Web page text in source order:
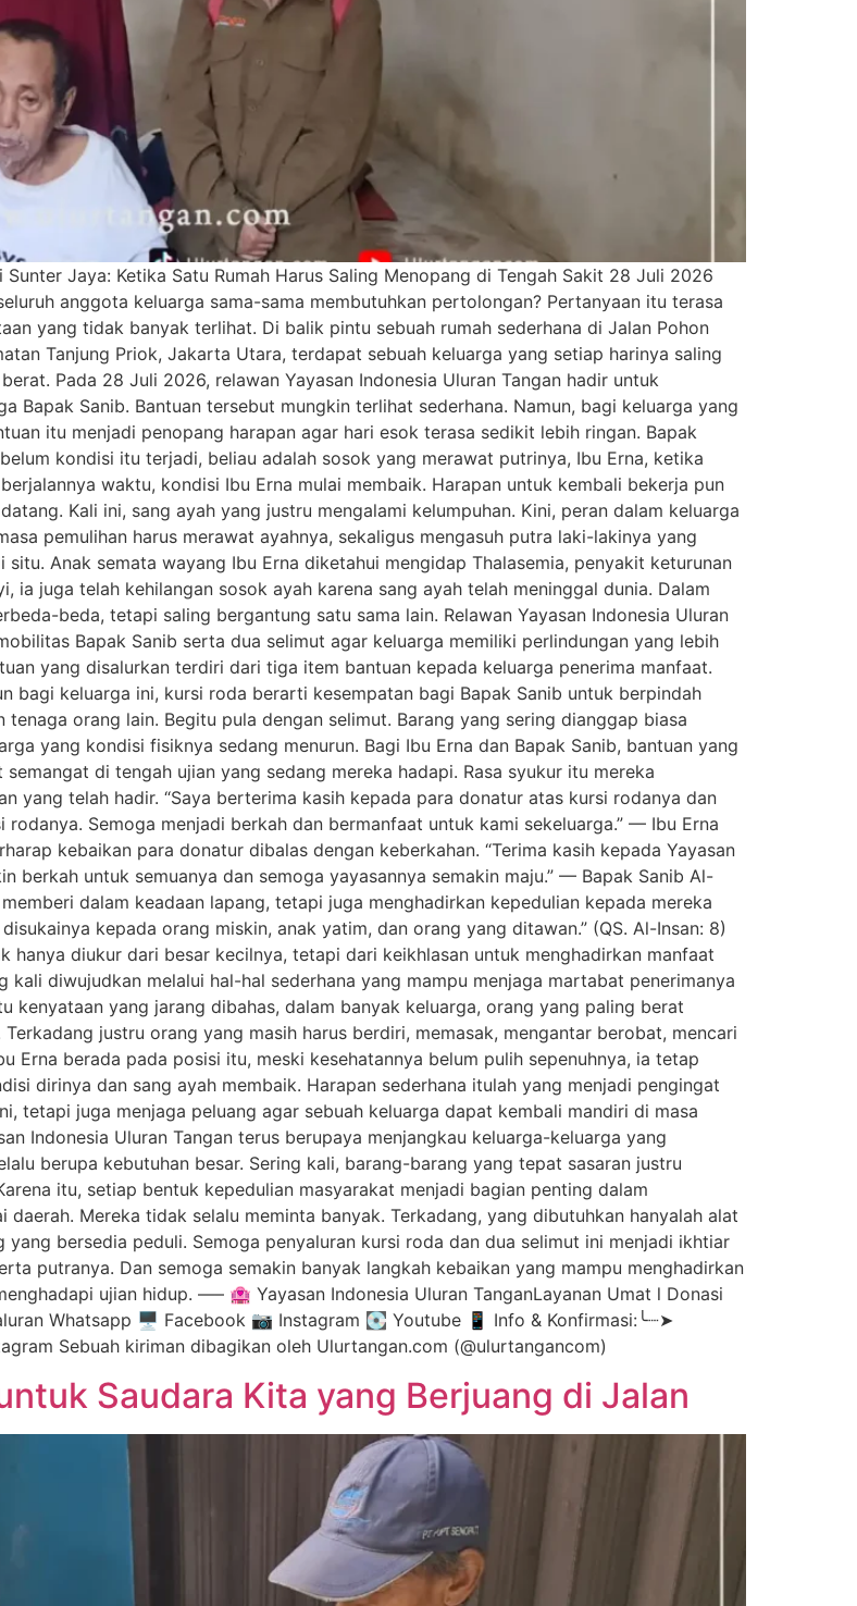
Jaya: Ketika Satu Rumah Harus Saling Menopang di Tengah Sakit 28 Juli 2026
anggota keluarga sama-sama membutuhkan pertolongan? Pertanyaan itu terasa
yang tidak banyak terlihat. Di balik pintu sebuah rumah sederhana di Jalan Pohon
Tanjung Priok, Jakarta Utara, terdapat sebuah keluarga yang setiap harinya saling
Pada 28 Juli 2026, relawan Yayasan Indonesia Uluran Tangan hadir untuk
Bapak Sanib. Bantuan tersebut mungkin terlihat sederhana. Namun, bagi keluarga yang
itu menjadi penopang harapan agar hari esok terasa sedikit lebih ringan. Bapak
kondisi itu terjadi, beliau adalah sosok yang merawat putrinya, Ibu Erna, ketika
waktu, kondisi Ibu Erna mulai membaik. Harapan untuk kembali bekerja pun
Kali ini, sang ayah yang justru mengalami kelumpuhan. Kini, peran dalam keluarga
pemulihan harus merawat ayahnya, sekaligus mengasuh putra laki-lakinya yang
Anak semata wayang Ibu Erna diketahui mengidap Thalasemia, penyakit keturunan
ia juga telah kehilangan sosok ayah karena sang ayah telah meninggal dunia. Dalam
beda, tetapi saling bergantung satu sama lain. Relawan Yayasan Indonesia Uluran
Bapak Sanib serta dua selimut agar keluarga memiliki perlindungan yang lebih
yang disalurkan terdiri dari tiga item bantuan kepada keluarga penerima manfaat.
bagi keluarga ini, kursi roda berarti kesempatan bagi Bapak Sanib untuk berpindah
orang lain. Begitu pula dengan selimut. Barang yang sering dianggap biasa
yang kondisi fisiknya sedang menurun. Bagi Ibu Erna dan Bapak Sanib, bantuan yang
di tengah ujian yang sedang mereka hadapi. Rasa syukur itu mereka
yang telah hadir. “Saya berterima kasih kepada para donatur atas kursi rodanya dan
Semoga menjadi berkah dan bermanfaat untuk kami sekeluarga.” — Ibu Erna
kebaikan para donatur dibalas dengan keberkahan. “Terima kasih kepada Yayasan
berkah untuk semuanya dan semoga yayasannya semakin maju.” — Bapak Sanib Al-
dalam keadaan lapang, tetapi juga menghadirkan kepedulian kepada mereka
kepada orang miskin, anak yatim, dan orang yang ditawan.” (QS. Al-Insan: 8)
hanya diukur dari besar kecilnya, tetapi dari keikhlasan untuk menghadirkan manfaat
kali diwujudkan melalui hal-hal sederhana yang mampu menjaga martabat penerimanya
kenyataan yang jarang dibahas, dalam banyak keluarga, orang yang paling berat
justru orang yang masih harus berdiri, memasak, mengantar berobat, mencari
Erna berada pada posisi itu, meski kesehatannya belum pulih sepenuhnya, ia tetap
dirinya dan sang ayah membaik. Harapan sederhana itulah yang menjadi pengingat
tetapi juga menjaga peluang agar sebuah keluarga dapat kembali mandiri di masa
Indonesia Uluran Tangan terus berupaya menjangkau keluarga-keluarga yang
berupa kebutuhan besar. Sering kali, barang-barang yang tepat sasaran justru
itu, setiap bentuk kepedulian masyarakat menjadi bagian penting dalam
Mereka tidak selalu meminta banyak. Terkadang, yang dibutuhkan hanyalah alat
bersedia peduli. Semoga penyaluran kursi roda dan dua selimut ini menjadi ikhtiar
putranya. Dan semoga semakin banyak langkah kebaikan yang mampu menghadirkan
ujian hidup. —– 🏩 Yayasan Indonesia Uluran TanganLayanan Umat l Donasi
Whatsapp 🖥️ Facebook 📷 Instagram 💽 Youtube 📱 Info & Konfirmasi:╰┈➤
Sebuah kiriman dibagikan oleh Ulurtangan.com (@ulurtangancom)
Saudara Kita yang Berjuang di Jalan